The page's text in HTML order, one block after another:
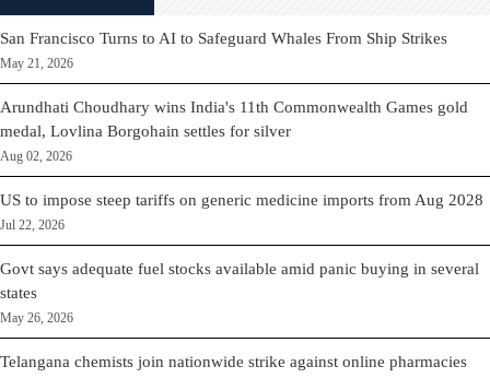
San Francisco Turns to AI to Safeguard Whales From Ship Strikes
May 21, 2026
Arundhati Choudhary wins India's 11th Commonwealth Games gold
medal, Lovlina Borgohain settles for silver
Aug 02, 2026
US to impose steep tariffs on generic medicine imports from Aug 2028
Jul 22, 2026
Govt says adequate fuel stocks available amid panic buying in several
states
May 26, 2026
Telangana chemists join nationwide strike against online pharmacies